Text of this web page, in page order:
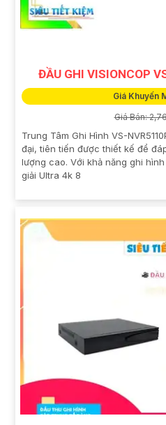
ĐẦU GHI VISIONCOP
Giá Khuyến
Giá Bán:
Trung Tâm Ghi Hình VS-
đại, tiên tiến được thiết kế để
lượng cao. Với khả năng ghi
giải Ultra 4k 8